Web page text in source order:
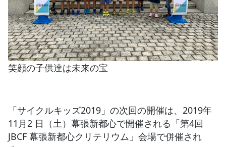
笑顔の子供達は未来の宝
「サイクルキッズ2019」の次回の開催は、2019年
11月2 日（土）幕張新都心で開催される「第4回
JBCF 幕張新都心クリテリウム」会場で併催され